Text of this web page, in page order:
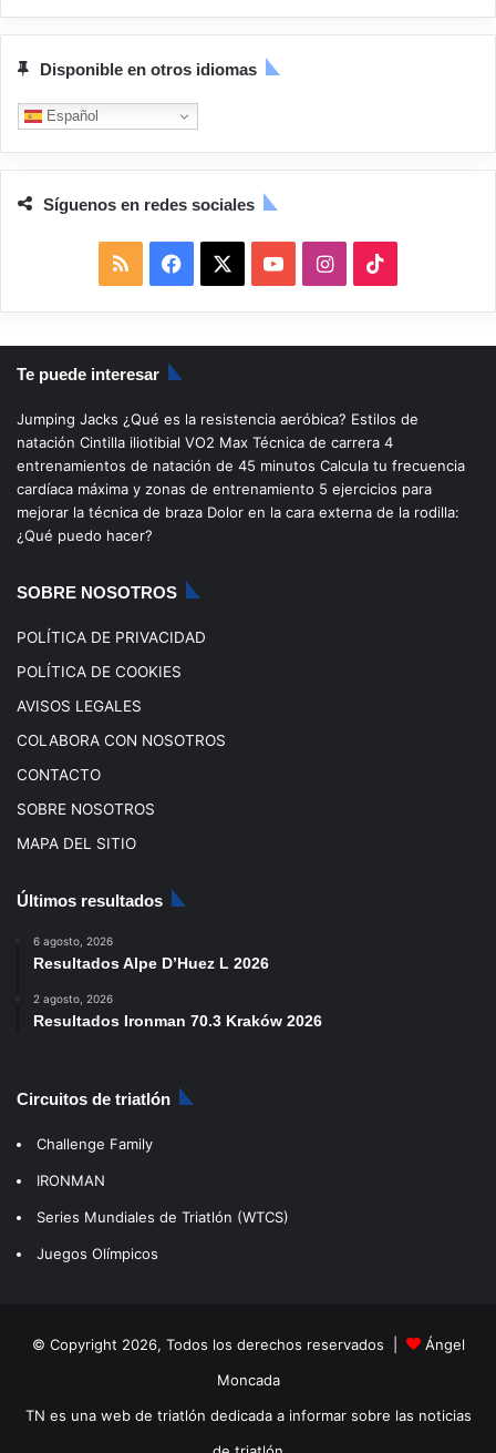
Disponible en otros idiomas
Español
Síguenos en redes sociales
S
S
a
c
b
o
o
u
u
b
I
n
s
a
g
i
k
o
k
Te puede interesar
Jumping Jacks ¿Qué es la resistencia aeróbica? Estilos de
natación Cintilla iliotibial VO2 Max Técnica de carrera 4
entrenamientos de natación de 45 minutos Calcula tu frecuencia
cardíaca máxima y zonas de entrenamiento 5 ejercicios para
mejorar la técnica de braza Dolor en la cara externa de la rodilla:
¿Qué puedo hacer?
SOBRE NOSOTROS
POLÍTICA DE PRIVACIDAD
POLÍTICA DE COOKIES
AVISOS LEGALES
COLABORA CON NOSOTROS
CONTACTO
SOBRE NOSOTROS
MAPA DEL SITIO
Últimos resultados
6 agosto, 2026
Resultados Alpe D’Huez L 2026
2 agosto, 2026
Resultados Ironman 70.3 Kraków 2026
Circuitos de triatlón
Challenge Family
IRONMAN
Series Mundiales de Triatlón (WTCS)
Juegos Olímpicos
© Copyright 2026, Todos los derechos reservados |
Ángel
Moncada
TN es una web de triatlón dedicada a informar sobre las noticias